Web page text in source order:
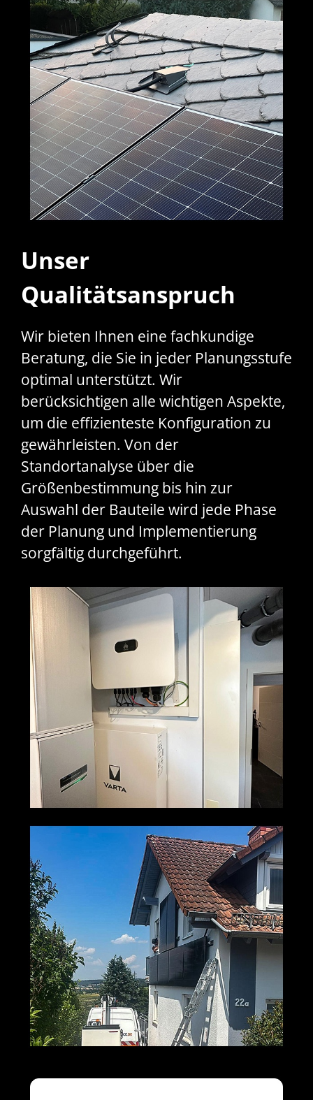
Unser
Qualitätsanspruch
Wir bieten Ihnen eine fachkundige
Beratung, die Sie in jeder Planungsstufe
optimal unterstützt. Wir
berücksichtigen alle wichtigen Aspekte,
um die effizienteste Konfiguration zu
gewährleisten. Von der
Standortanalyse über die
Größenbestimmung bis hin zur
Auswahl der Bauteile wird jede Phase
der Planung und Implementierung
sorgfältig durchgeführt.